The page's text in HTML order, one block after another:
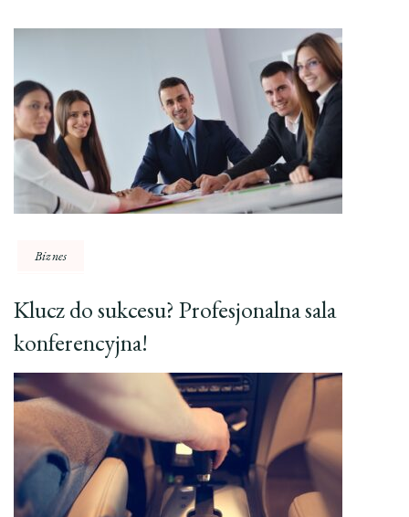
Biznes
Klucz do sukcesu? Profesjonalna sala
konferencyjna!